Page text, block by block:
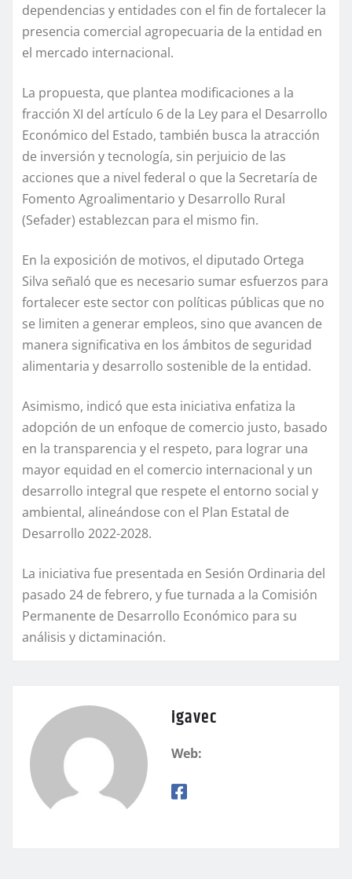
dependencias y entidades con el fin de fortalecer la
presencia comercial agropecuaria de la entidad en
el mercado internacional.
La propuesta, que plantea modificaciones a la
fracción XI del artículo 6 de la Ley para el Desarrollo
Económico del Estado, también busca la atracción
de inversión y tecnología, sin perjuicio de las
acciones que a nivel federal o que la Secretaría de
Fomento Agroalimentario y Desarrollo Rural
(Sefader) establezcan para el mismo fin.
En la exposición de motivos, el diputado Ortega
Silva señaló que es necesario sumar esfuerzos para
fortalecer este sector con políticas públicas que no
se limiten a generar empleos, sino que avancen de
manera significativa en los ámbitos de seguridad
alimentaria y desarrollo sostenible de la entidad.
Asimismo, indicó que esta iniciativa enfatiza la
adopción de un enfoque de comercio justo, basado
en la transparencia y el respeto, para lograr una
mayor equidad en el comercio internacional y un
desarrollo integral que respete el entorno social y
ambiental, alineándose con el Plan Estatal de
Desarrollo 2022-2028.
La iniciativa fue presentada en Sesión Ordinaria del
pasado 24 de febrero, y fue turnada a la Comisión
Permanente de Desarrollo Económico para su
análisis y dictaminación.
igavec
Web: